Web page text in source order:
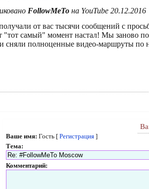
FollowMeTo на YouTube 20.12.2016
от вас тысячи сообщений с
"тот самый" момент настал! Мы заново
сняли полноценные видео-маршруты
Ваше имя: Гость [ Регистрация ]
Тема:
Комментарий: